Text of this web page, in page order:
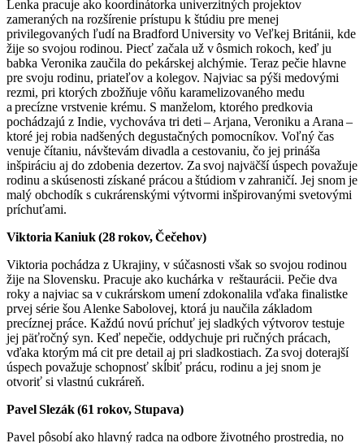
Lenka pracuje ako koordinátorka univerzitných projektov
zameraných na rozšírenie prístupu k štúdiu pre menej
privilegovaných ľudí na Bradford University vo Veľkej Británii, kde
žije so svojou rodinou. Piecť začala už v ôsmich rokoch, keď ju
babka Veronika zaučila do pekárskej alchýmie. Teraz pečie hlavne
pre svoju rodinu, priateľov a kolegov. Najviac sa pýši medovými
rezmi, pri ktorých zbožňuje vôňu karamelizovaného medu
a precízne vrstvenie krému. S manželom, ktorého predkovia
pochádzajú z Indie, vychováva tri deti – Arjana, Veroniku a Arana –
ktoré jej robia nadšených degustačných pomocníkov. Voľný čas
venuje čítaniu, návštevám divadla a cestovaniu, čo jej prináša
inšpiráciu aj do zdobenia dezertov. Za svoj najväčší úspech považuje
rodinu a skúsenosti získané prácou a štúdiom v zahraničí. Jej snom je
malý obchodík s cukrárenskými výtvormi inšpirovanými svetovými
príchuťami.
Viktoria Kaniuk (28 rokov, Čečehov)
Viktoria pochádza z Ukrajiny, v súčasnosti však so svojou rodinou
žije na Slovensku. Pracuje ako kuchárka v reštaurácii. Pečie dva
roky a najviac sa v cukrárskom umení zdokonalila vďaka finalistke
prvej série šou Alenke Sabolovej, ktorá ju naučila základom
precíznej práce. Každú novú príchuť jej sladkých výtvorov testuje
jej päťročný syn. Keď nepečie, oddychuje pri ručných prácach,
vďaka ktorým má cit pre detail aj pri sladkostiach. Za svoj doterajší
úspech považuje schopnosť skĺbiť prácu, rodinu a jej snom je
otvoriť si vlastnú cukráreň.
Pavel Slezák (61 rokov, Stupava)
Pavel pôsobí ako hlavný radca na odbore životného prostredia, no